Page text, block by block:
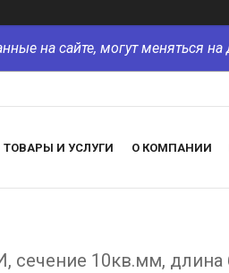
на сайте, могут меняться
ТОВАРЫ И УСЛУГИ О КОМПАНИИ
сечение 10кв.мм, длина